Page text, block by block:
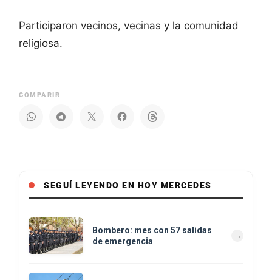
Participaron vecinos, vecinas y la comunidad
religiosa.
COMPARIR
SEGUÍ LEYENDO EN HOY MERCEDES
Bombero: mes con 57 salidas
de emergencia